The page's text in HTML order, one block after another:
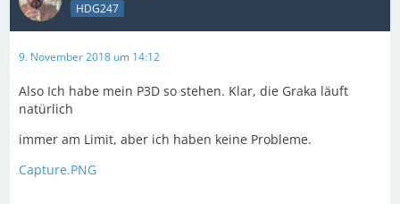
HDG247
9. November 2018 um 14:12
Also Ich habe mein P3D so stehen. Klar, die Graka läuft
natürlich
immer am Limit, aber ich haben keine Probleme.
Capture.PNG